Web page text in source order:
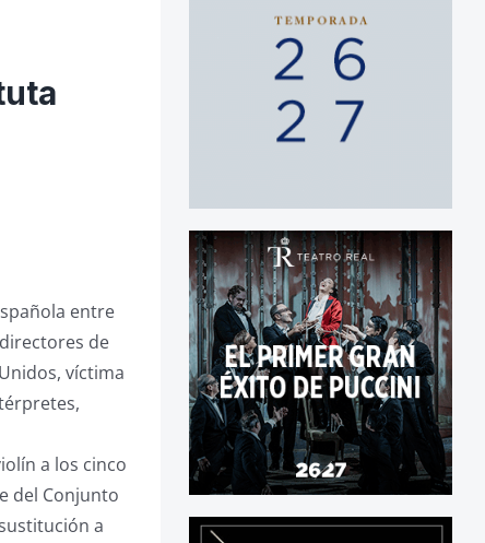
entre
de
víctima
a los cinco
del Conjunto
a